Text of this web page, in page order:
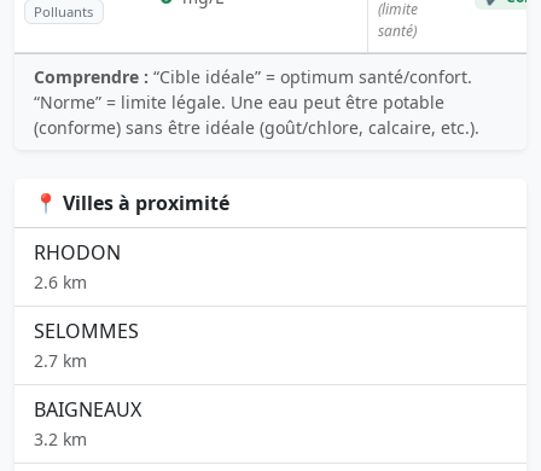
Polluants
(limite
santé)
Comprendre : “Cible idéale” = optimum santé/confort.
“Norme” = limite légale. Une eau peut être potable
(conforme) sans être idéale (goût/chlore, calcaire, etc.).
📍 Villes à proximité
RHODON
2.6 km
SELOMMES
2.7 km
BAIGNEAUX
3.2 km